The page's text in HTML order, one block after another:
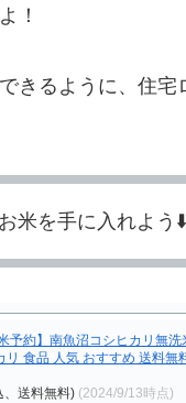
！
きるように、住
米を手に入れよう⬇️
予約】南魚沼コシヒカリ無
リ 食品 人気 おすすめ 送料
、送料無料) (2024/9/13時点)